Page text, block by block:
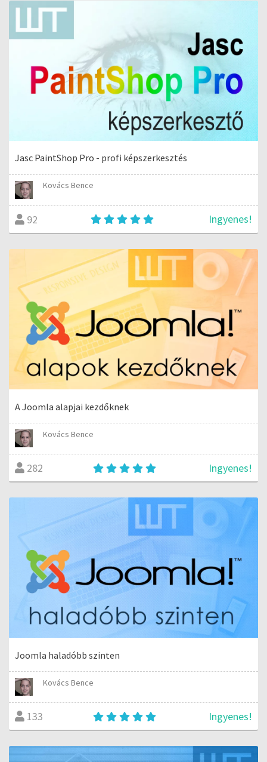
Jasc PaintShop Pro - profi képszerkesztés
Kovács Bence
92 Ingyenes!
A Joomla alapjai kezdőknek
Kovács Bence
282 Ingyenes!
Joomla haladóbb szinten
Kovács Bence
133 Ingyenes!